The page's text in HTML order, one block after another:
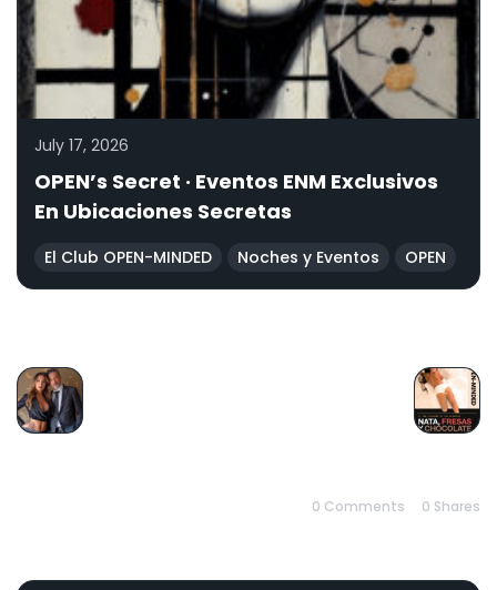
July 17, 2026
OPEN’s Secret · Eventos ENM Exclusivos
En Ubicaciones Secretas
El Club OPEN-MINDED Noches y Eventos OPEN
0 Comments 0 Shares